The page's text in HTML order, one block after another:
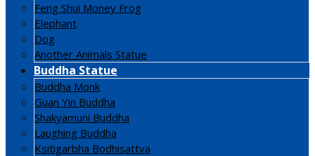
Feng Shui Money Frog
Elephant
Dog
Another Animals Statue
Buddha Statue
Buddha Monk
Guan Yin Buddha
Shakyamuni Buddha
Laughing Buddha
Ksitigarbha Bodhisattva